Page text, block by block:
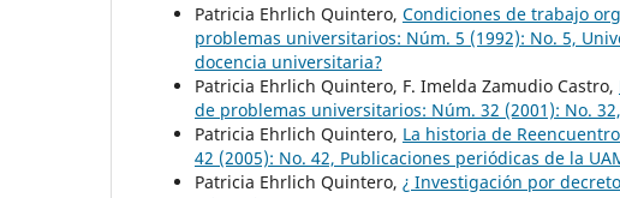
Patricia Ehrlich Quintero, Condiciones de trabajo
problemas universitarios: Núm. 5 (1992): No. 5,
docencia universitaria?
Patricia Ehrlich Quintero, F. Imelda Zamudio Castro,
de problemas universitarios: Núm. 32 (2001): No.
Patricia Ehrlich Quintero, La historia de Reencuentro
42 (2005): No. 42, Publicaciones periódicas de la
Patricia Ehrlich Quintero, ¿ Investigación por